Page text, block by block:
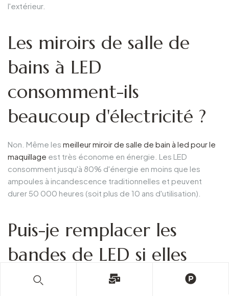
l'extérieur.
Les miroirs de salle de
bains à LED
consomment-ils
beaucoup d'électricité ?
Non. Même les meilleur miroir de salle de bain à led pour le
maquillage est très économe en énergie. Les LED
consomment jusqu'à 80% d'énergie en moins que les
ampoules à incandescence traditionnelles et peuvent
durer 50 000 heures (soit plus de 10 ans d'utilisation).
Puis-je remplacer les
bandes de LED si elles
grillent ?